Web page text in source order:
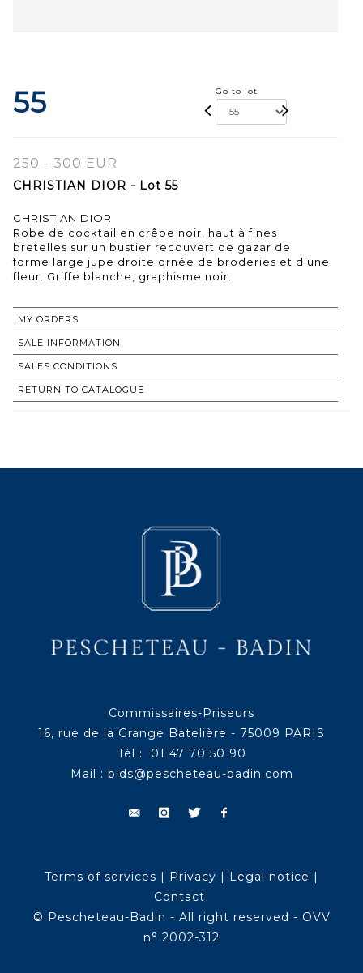
55 Go to lot
250 - 300 EUR
CHRISTIAN DIOR - Lot 55
CHRISTIAN DIOR
Robe de cocktail en crêpe noir, haut à fines
bretelles sur un bustier recouvert de gazar de
forme large jupe droite ornée de broderies et d'une
fleur. Griffe blanche, graphisme noir.
MY ORDERS
SALE INFORMATION
SALES CONDITIONS
RETURN TO CATALOGUE
Commissaires-Priseurs
16, rue de la Grange Batelière - 75009 PARIS
Tél : 01 47 70 50 90
Mail : bids@pescheteau-badin.com
Terms of services | Privacy | Legal notice |
Contact
© Pescheteau-Badin - All right reserved - OVV
n° 2002-312